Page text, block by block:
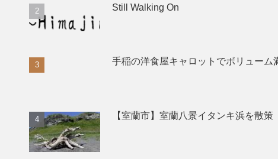
Still Walking On
手稲の洋食屋キャロットでボリューム
【室蘭市】室蘭八景イタンキ浜を散策